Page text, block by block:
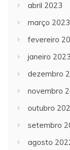
abril 2023
março 2023
fevereiro
janeiro 2023
dezembro
novembro
outubro
setembro
agosto